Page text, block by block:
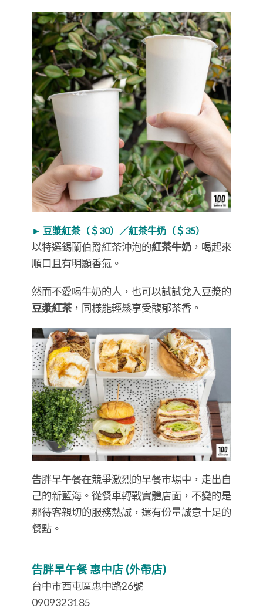
► 豆漿紅茶（＄30）／紅茶牛奶（＄35）
以特選錫蘭伯爵紅茶沖泡的紅茶牛奶 ，喝起來
順口且有明顯香氣。
然而不愛喝牛奶的人，也可以試試兌入豆漿的
豆漿紅茶，同樣能輕鬆享受馥郁茶香。
告胖早午餐在競爭激烈的早餐市場中，走出自
己的新藍海。從餐車轉戰實體店面，不變的是
那待客親切的服務熱誠，還有份量誠意十足的
餐點。
告胖早午餐 惠中店 (外帶店)
台中市西屯區惠中路26號
0909323185